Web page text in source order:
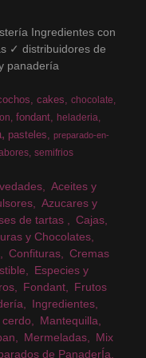
Ingredientes con
✓ distribuidores de
panadería
cakes chocolate
fondant
heladeria
pasteles
preparado-en-
semifrios
Aceites y
Azucares y
de tartas
Cajas
y Chocolates
Confituras
Cremas
Especies y
Fondant
Frutos
Ingredientes
Mantequilla
Mermeladas
Mix
de PanaderÍa